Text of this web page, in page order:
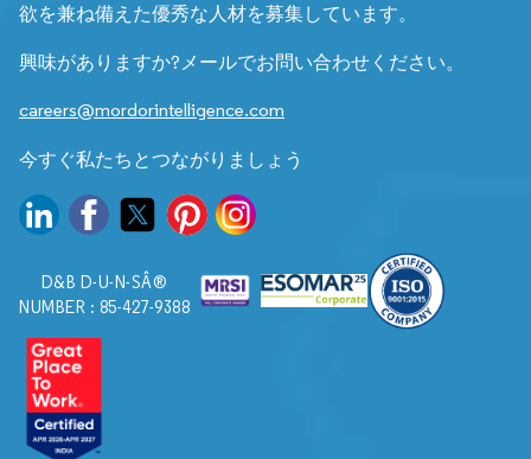
欲を兼ね備えた優秀な人材を募集しています。
興味がありますか?メールでお問い合わせください。
careers@mordorintelligence.com
今すぐ私たちとつながりましょう
D&B D-U-N-SÂ®
NUMBER : 85-427-9388